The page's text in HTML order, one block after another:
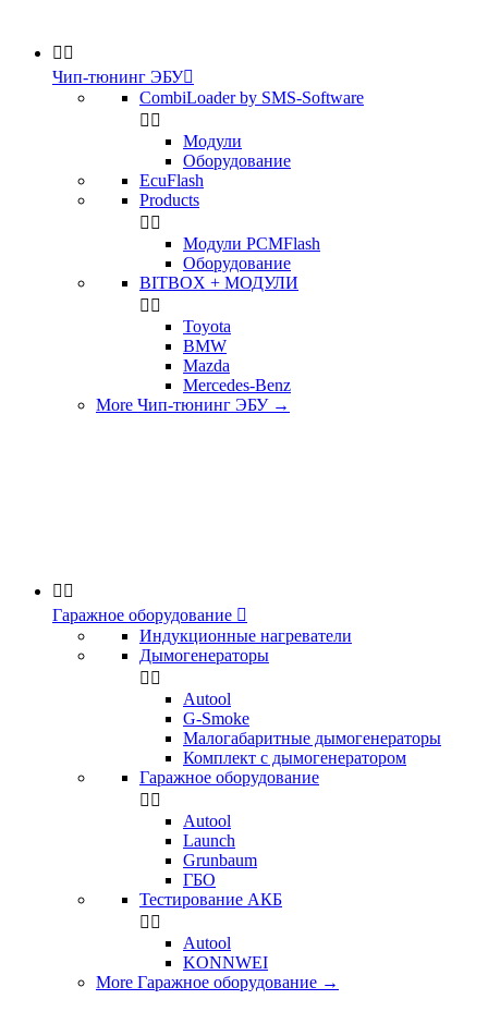
 
Чип-тюнинг ЭБУ
CombiLoader by SMS-Software
 
Модули
Оборудование
EcuFlash
Products
 
Модули PCMFlash
Оборудование
BITBOX + МОДУЛИ
 
Toyota
BMW
Mazda
Mercedes-Benz
More Чип-тюнинг ЭБУ →
 
Гаражное оборудование 
Индукционные нагреватели
Дымогенераторы
 
Аutool
G-Smoke
Малогабаритные дымогенераторы
Комплект с дымогенератором
Гаражное оборудование
 
Autool
Launch
Grunbaum
ГБО
Тестирование АКБ
 
Autool
KONNWEI
More Гаражное оборудование →